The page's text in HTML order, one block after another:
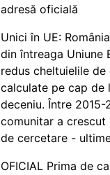
adresă oficială
Unici în UE:
din întreaga Uniune
redus cheltuielile de
calculate pe cap de
deceniu. Între 2015-
comunitar a crescut
de cercetare -
OFICIAL Prima de